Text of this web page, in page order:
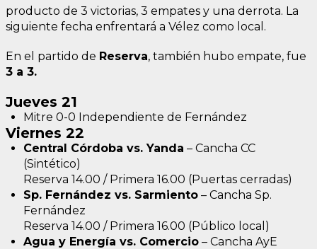
producto de 3 victorias, 3 empates y una derrota. La
siguiente fecha enfrentará a Vélez como local.
En el partido de Reserva, también hubo empate, fue
3 a 3.
Jueves 21
Mitre 0-0 Independiente de Fernández
Viernes 22
Central Córdoba vs. Yanda – Cancha CC
(Sintético)
Reserva 14.00 / Primera 16.00 (Puertas cerradas)
Sp. Fernández vs. Sarmiento – Cancha Sp.
Fernández
Reserva 14.00 / Primera 16.00 (Público local)
Agua y Energía vs. Comercio – Cancha AyE